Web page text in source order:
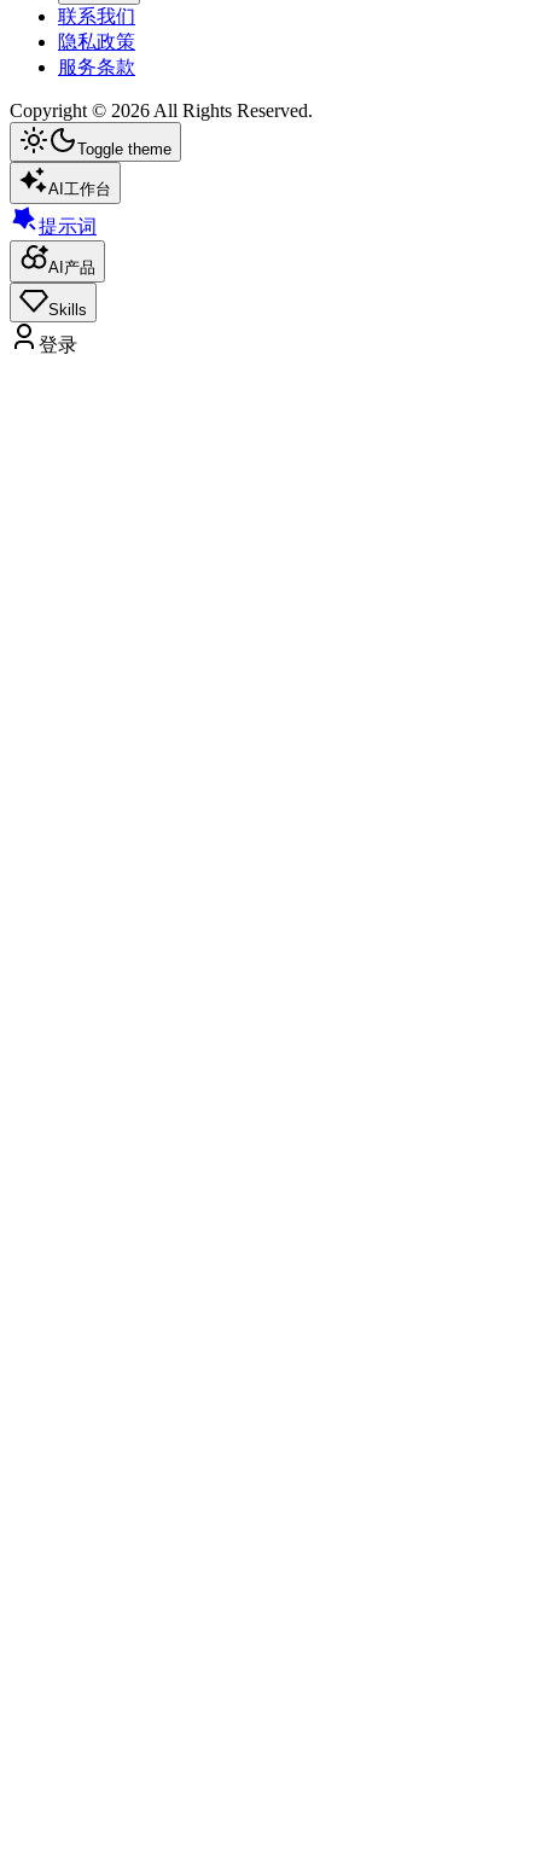
联系我们
隐私政策
服务条款
Copyright © 2026All Rights Reserved.
Toggle theme
AI工作台
提示词
AI产品
Skills
登录